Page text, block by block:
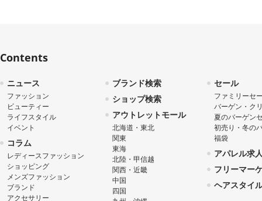
Contents
ニュース
ファッション
ビューティー
ライフスタイル
イベント
コラム
レディースファッション
ショッピング
メンズファッション
ブランド
アクセサリー
ブランド検索
ショップ検索
アウトレットモール
北海道・東北
関東
東海
北陸・甲信越
関西・近畿
中国
四国
セール
ファミリーセ
バーゲン・ク
夏のバーゲン
初売り・冬の
福袋
アパレル求
フリーマー
ヘアスタイ